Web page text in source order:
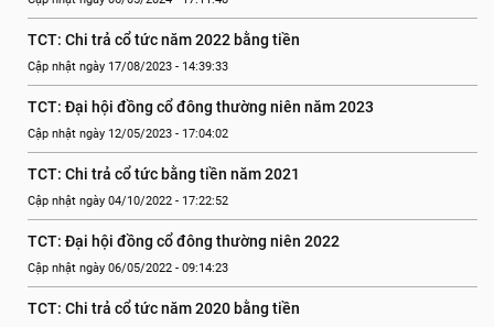
TCT: Chi trả cổ tức năm 2022 bằng tiền
Cập nhật ngày 17/08/2023 - 14:39:33
TCT: Đại hội đồng cổ đông thường niên năm 2023
Cập nhật ngày 12/05/2023 - 17:04:02
TCT: Chi trả cổ tức bằng tiền năm 2021
Cập nhật ngày 04/10/2022 - 17:22:52
TCT: Đại hội đồng cổ đông thường niên 2022
Cập nhật ngày 06/05/2022 - 09:14:23
TCT: Chi trả cổ tức năm 2020 bằng tiền